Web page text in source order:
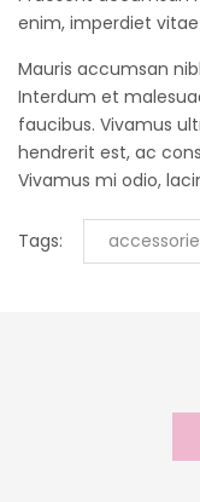
enim, imperdiet
Mauris accumsan
Interdum et
faucibus. Vivamus
hendrerit est, ac
Vivamus mi odio,
Tags: